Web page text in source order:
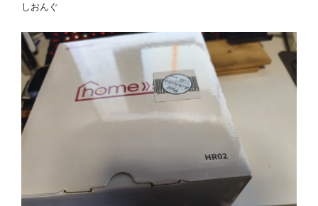
しおんぐ